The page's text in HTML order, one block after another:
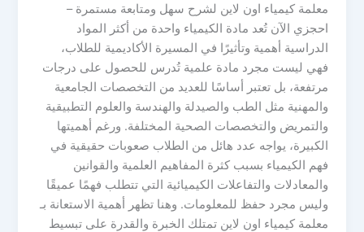
معلمة كيمياء اون لاين لشرح سهل ومتابعة مستمرة –
احجزي الآن تُعد مادة الكيمياء واحدة من أكثر المواد
الدراسية أهمية وتأثيرًا في المسيرة الأكاديمية للطلاب،
فهي ليست مجرد مادة علمية تُدرس للحصول على درجات
مرتفعة، بل تعتبر أساسًا للعديد من التخصصات الجامعية
والمهنية مثل الطب والصيدلة والهندسة والعلوم التطبيقية
والتمريض والتخصصات الصحية المختلفة. ورغم أهميتها
الكبيرة، يواجه عدد هائل من الطلاب صعوبات حقيقية في
فهم الكيمياء بسبب كثرة المفاهيم العلمية والقوانين
والمعادلات والتفاعلات الكيميائية التي تتطلب فهمًا عميقًا
وليس مجرد حفظ للمعلومات. وهنا تظهر أهمية الاستعانة بـ
معلمة كيمياء اون لاين تمتلك الخبرة والقدرة على تبسيط